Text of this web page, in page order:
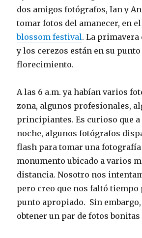
dos amigos fotógrafos, Ian y
tomar fotos del amanecer, en el
blossom festival. La
y los cerezos están en su
florecimiento.
A las 6 a.m. ya habían varios
zona, algunos profesionales,
principiantes. Es curioso que a
noche, algunos fotógrafos
flash para tomar una fotografía
monumento ubicado a varios
distancia. Nosotro nos
pero creo que nos faltó tiempo
punto apropiado. Sin
obtener un par de fotos bonitas